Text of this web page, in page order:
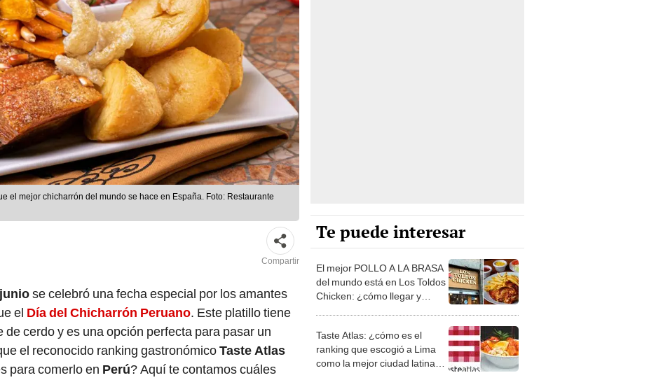
el mejor chicharrón del mundo se hace en España. Foto: Restaurante
Compartir
juniose celebró una fecha especial por los amantes
el Día del Chicharrón Peruano. Este platillo tiene
cerdo y es una opción perfecta para pasar un
el reconocido ranking gastronómicoTaste Atlas
para comerlo en Perú? Aquí te contamos cuáles
Te puede interesar
El mejor POLLO A LA BRASA
del mundo está en Los Toldos
Chicken: ¿cómo llegar y
Taste Atlas: ¿cómo es el
ranking que escogió a Lima
como la mejor ciudad latina